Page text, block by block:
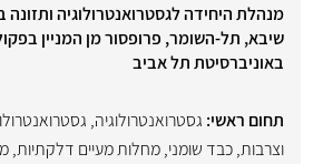
מנהלת היחידה לגסטרואנטרולוגיה ותזונה
שיבא, תל-השומר, פרופסור מן המניין
באוניברסיטת תל אביב
תחום ראשי: גסטרואנטרולוגיה,
וצרבות,כבד שומני,מחלות מעיים דלקתיות,